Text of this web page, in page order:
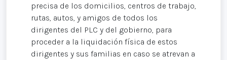
precisa de los domicilios, centros de trabajo,
rutas, autos, y amigos de todos los
dirigentes del PLC y del gobierno, para
proceder a la liquidación física de estos
dirigentes y sus familias en caso se atrevan a